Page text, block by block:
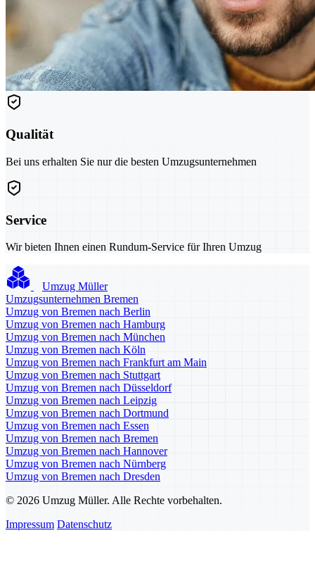
Qualität
Bei uns erhalten Sie nur die besten Umzugsunternehmen
Service
Wir bieten Ihnen einen Rundum-Service für Ihren Umzug
Umzug Müller
Umzugsunternehmen Bremen
Umzug von Bremen nach Berlin
Umzug von Bremen nach Hamburg
Umzug von Bremen nach München
Umzug von Bremen nach Köln
Umzug von Bremen nach Frankfurt am Main
Umzug von Bremen nach Stuttgart
Umzug von Bremen nach Düsseldorf
Umzug von Bremen nach Leipzig
Umzug von Bremen nach Dortmund
Umzug von Bremen nach Essen
Umzug von Bremen nach Bremen
Umzug von Bremen nach Hannover
Umzug von Bremen nach Nürnberg
Umzug von Bremen nach Dresden
© 2026 Umzug Müller. Alle Rechte vorbehalten.
Impressum Datenschutz